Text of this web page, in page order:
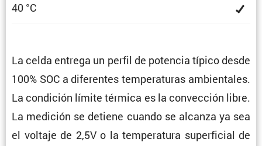
40 °C
La celda entrega un perfil de potencia típico desde
100% SOC a diferentes tempe­ra­turas ambien­tales.
La condi­ción límite térmica es la convec­ción libre.
La medición se detiene cuando se alcanza ya sea
el voltaje de 2,5V o la tempe­ra­tura super­fi­cial de